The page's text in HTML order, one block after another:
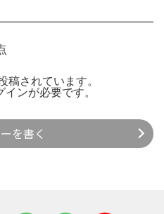
稿されています。
インが必要です。
を書く